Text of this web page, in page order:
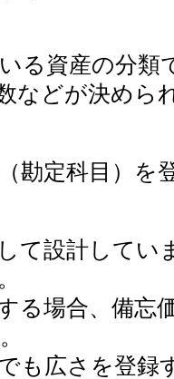
る資産の分類
などが決めら
勘定科目）を
て設計してい
る場合、備忘
も広さを登